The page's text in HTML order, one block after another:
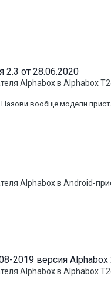
от 28.06.2020
Alphaboxв Alphabox
вообще модели
Alphaboxв Android-
2019 версия Alphabox
Alphaboxв Alphabox